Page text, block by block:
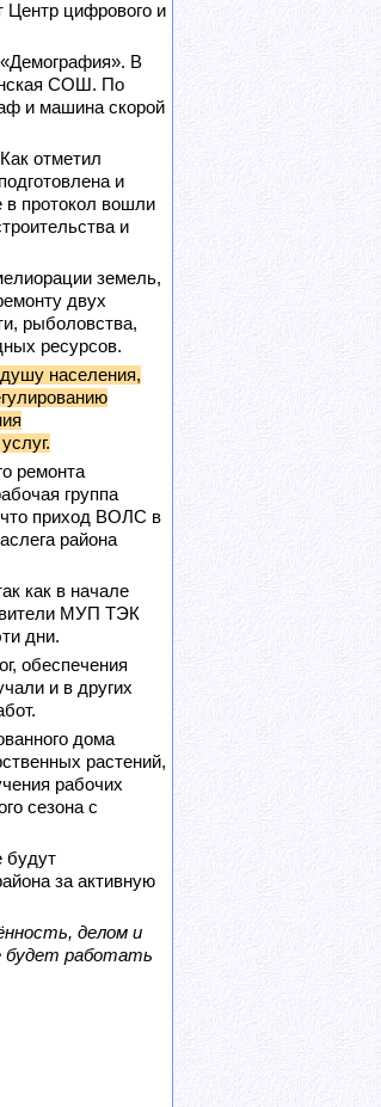
Центр цифрового и
В
СОШ. По
и машина скорой
отметил
и
в протокол вошли
и
земель,
двух
рыболовства,
ресурсов.
населения,
ремонта
группа
что приход ВОЛС в
района
как в начале
МУП ТЭК
дни.
обеспечения
и в других
дома
растений,
рабочих
сезона с
будут
за активную
делом и
будет работать